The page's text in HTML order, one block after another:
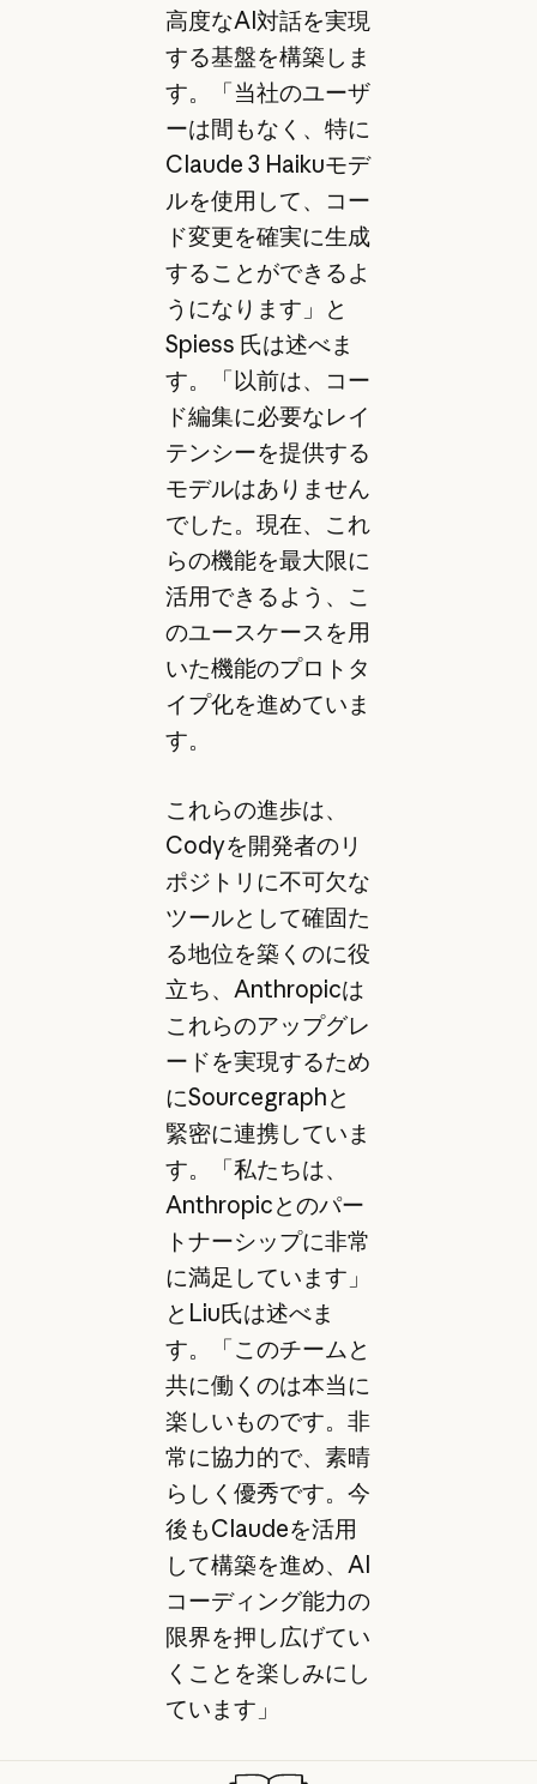
高度なAI対話を実現
する基盤を構築しま
す。「当社のユーザ
ーは間もなく、特に
Claude 3 Haikuモデ
ルを使用して、コー
ド変更を確実に生成
することができるよ
うになります」と
Spiess 氏は述べま
す。「以前は、コー
ド編集に必要なレイ
テンシーを提供する
モデルはありません
でした。現在、これ
らの機能を最大限に
活用できるよう、こ
のユースケースを用
いた機能のプロトタ
イプ化を進めていま
す。
これらの進歩は、
Codyを開発者のリ
ポジトリに不可欠な
ツールとして確固た
る地位を築くのに役
立ち、Anthropicは
これらのアップグレ
ードを実現するため
にSourcegraphと
緊密に連携していま
す。「私たちは、
Anthropicとのパー
トナーシップに非常
に満足しています」
とLiu氏は述べま
す。「このチームと
共に働くのは本当に
楽しいものです。非
常に協力的で、素晴
らしく優秀です。今
後もClaudeを活用
して構築を進め、AI
コーディング能力の
限界を押し広げてい
くことを楽しみにし
ています」